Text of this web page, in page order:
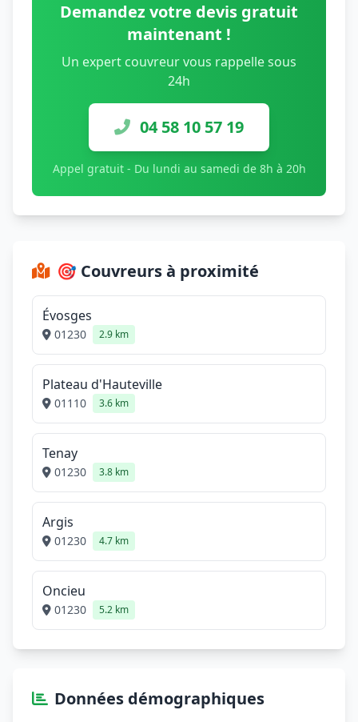
Demandez votre devis gratuit
maintenant !
Un expert couvreur vous rappelle sous
24h
04 58 10 57 19
Appel gratuit - Du lundi au samedi de 8h à 20h
🎯 Couvreurs à proximité
Évosges
01230 2.9 km
Plateau d'Hauteville
01110 3.6 km
Tenay
01230 3.8 km
Argis
01230 4.7 km
Oncieu
01230 5.2 km
Données démographiques